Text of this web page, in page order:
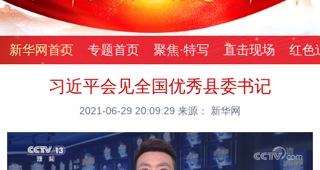
新华网首页 专题首页 聚焦·特写 直击现场 红色
习近平会见全国优秀县委书记
2021-06-29 20:09:29 来源： 新华网